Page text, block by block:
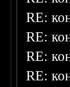
RE:
RE:
RE:
RE: